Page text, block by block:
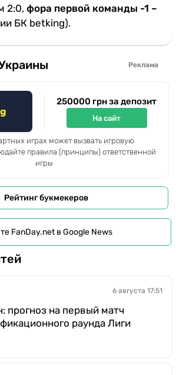
2:0, фора первой команды -1 –
БК betking).
Реклама
250000 грн за депозит
На сайт
играх может вызвать игровую
правила (принципы) ответственной
игры
Рейтинг букмекеров
FanDay.net в Google News
6 августа 17:51
прогноз на первый матч
раунда Лиги